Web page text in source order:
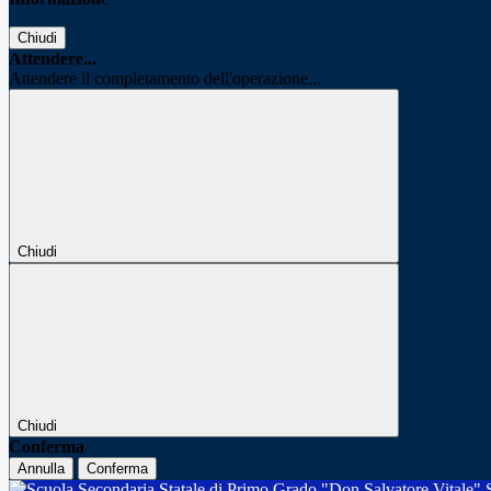
Chiudi
Attendere...
Attendere il completamento dell'operazione...
Chiudi
Chiudi
Conferma
Annulla Conferma